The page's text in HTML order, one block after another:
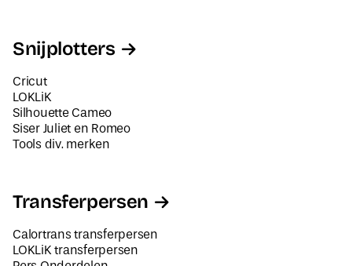
Snijplotters
Cricut
LOKLiK
Silhouette Cameo
Siser Juliet en Romeo
Tools div. merken
Transferpersen
Calortrans transferpersen
LOKLiK transferpersen